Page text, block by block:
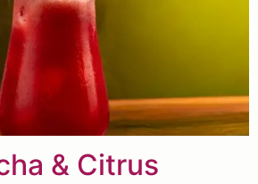
& Citrus